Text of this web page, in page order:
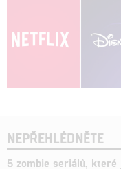
NEPŘEHLÉDNĚTE
5 zombie seriálů,